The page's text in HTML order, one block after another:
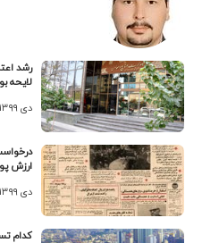
رشد
لایحه
۲۷ دی ۱۳۹۹
ارزش
۲۶ دی ۱۳۹۹
کدام